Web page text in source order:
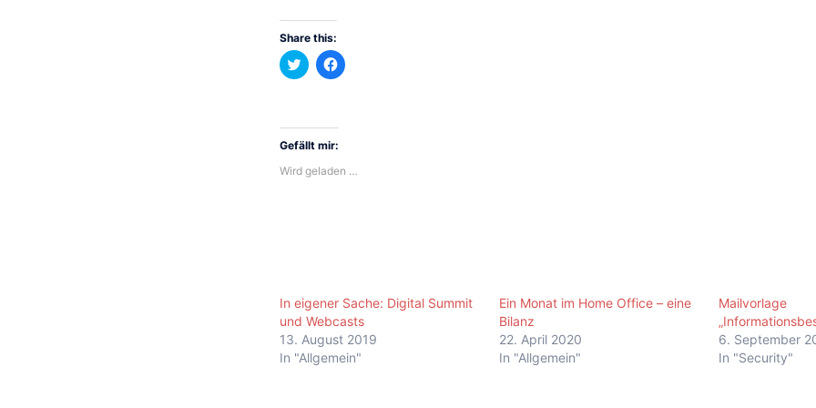
Share this:
Klick,
um
(Wird
in
Fenster
geöffnet)
Klick,
um
Fenster
Gefällt mir:
Wird geladen …
In eigener Sache: Digital Summit
und Webcasts
13. August 2019
In "Allgemein"
Ein Monat im Home Office – eine
Bilanz
22. April 2020
In "Allgemein"
Mailvorlage
6. September
In "Security"